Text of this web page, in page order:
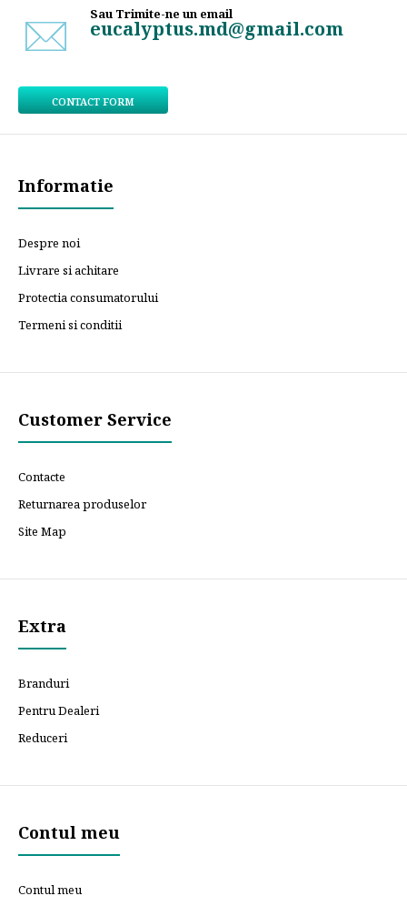
Sau Trimite-ne un email
eucalyptus.md@gmail.com
CONTACT FORM
Informatie
Despre noi
Livrare si achitare
Protectia consumatorului
Termeni si conditii
Customer Service
Contacte
Returnarea produselor
Site Map
Extra
Branduri
Pentru Dealeri
Reduceri
Contul meu
Contul meu